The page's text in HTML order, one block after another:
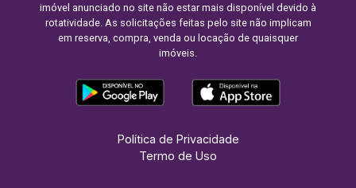
imóvel anunciado no site não estar mais disponível devido à
rotatividade. As solicitações feitas pelo site não implicam
em reserva, compra, venda ou locação de quaisquer
imóveis.
Política de Privacidade
Termo de Uso